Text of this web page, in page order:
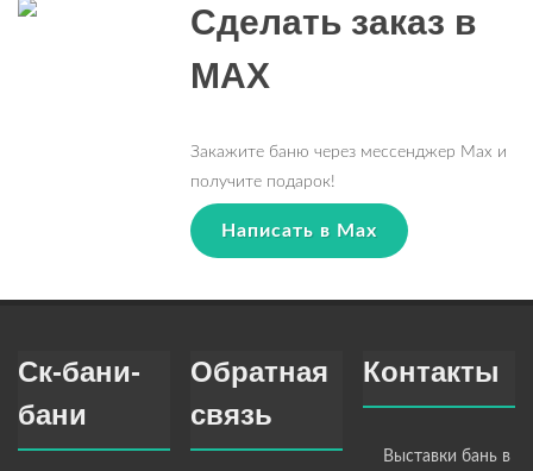
Сделать заказ в
MAX
Закажите баню через мессенджер Max и
получите подарок!
Написать в Max
Ск-бани-
бани
Обратная
связь
Контакты
Выставки бань в